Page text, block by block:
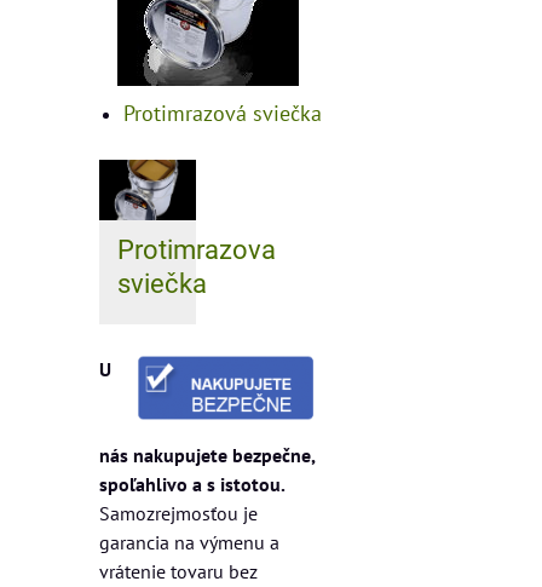
Protimrazová sviečka
Protimrazova
sviečka
U
nás nakupujete bezpečne,
spoľahlivo a s istotou.
Samozrejmosťou je
garancia na výmenu a
vrátenie tovaru bez